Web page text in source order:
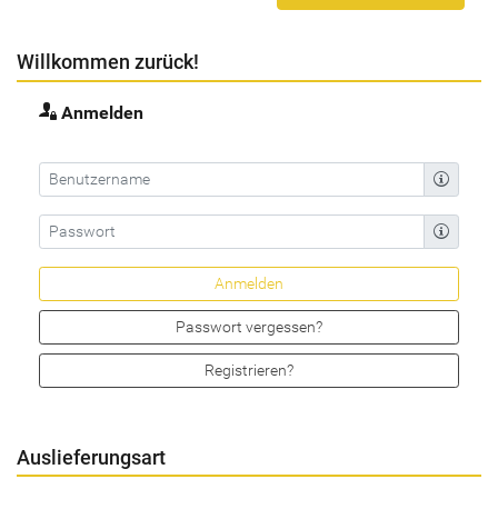
Willkommen zurück!
Anmelden
Passwort vergessen?
Registrieren?
Auslieferungsart